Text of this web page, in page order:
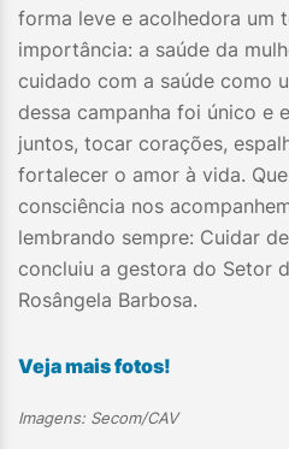
forma leve e acolhedora um
importância: a saúde da
cuidado com a saúde como
dessa campanha foi único e
juntos, tocar corações,
fortalecer o amor à vida.
consciência nos
lembrando sempre: Cuidar
concluiu a gestora do Setor
Rosângela Barbosa.
Veja mais fotos!
Imagens: Secom/CAV